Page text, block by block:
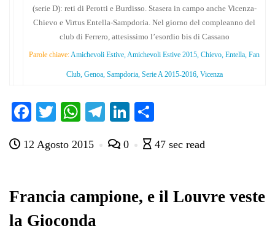
(serie D): reti di Perotti e Burdisso. Stasera in campo anche Vicenza-
Chievo e Virtus Entella-Sampdoria. Nel giorno del compleanno del
club di Ferrero, attesissimo l’esordio bis di Cassano
Parole chiave:Amichevoli Estive, Amichevoli Estive 2015, Chievo, Entella, Fan
Club, Genoa, Sampdoria, Serie A 2015-2016, Vicenza
Fa
bo
T
tte
W
ts
pp
Te
gr
m
Li
ed di
di
12 Agosto 2015 0 47 sec read
Francia campione, e il Louvre veste
la Gioconda